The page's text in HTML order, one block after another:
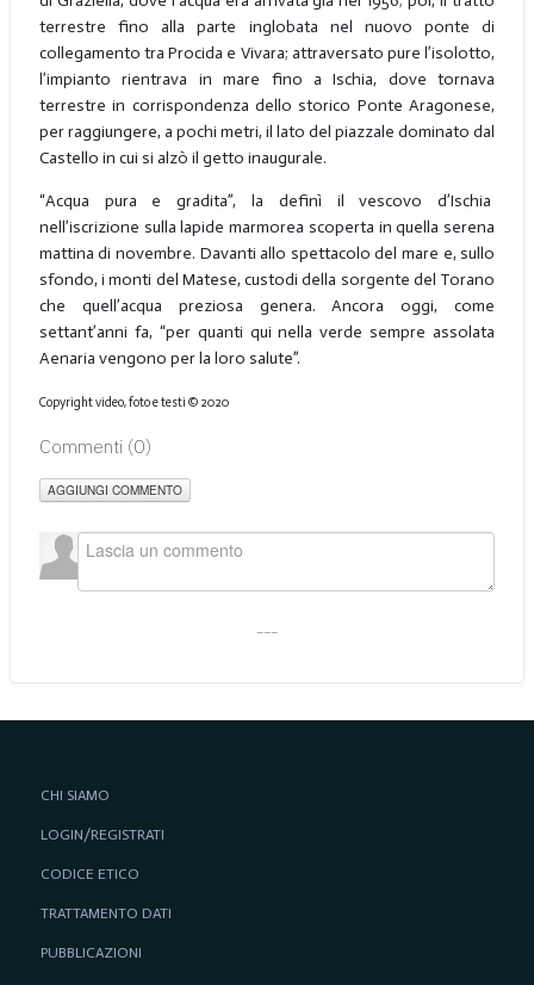
terrestre fino alla parte inglobata nel nuovo ponte di
collegamento tra Procida e Vivara; attraversato pure l’isolotto,
l’impianto rientrava in mare fino a Ischia, dove tornava
terrestre in corrispondenza dello storico Ponte Aragonese,
per raggiungere, a pochi metri, il lato del piazzale dominato dal
Castello in cui si alzò il getto inaugurale.
“Acqua pura e gradita”, la definì il vescovo d’Ischia
nell’iscrizione sulla lapide marmorea scoperta in quella serena
mattina di novembre. Davanti allo spettacolo del mare e, sullo
sfondo, i monti del Matese, custodi della sorgente del Torano
che quell’acqua preziosa genera. Ancora oggi, come
settant’anni fa, “per quanti qui nella verde sempre assolata
Aenaria vengono per la loro salute”.
Copyright video, foto e testi © 2020
Commenti (0)
AGGIUNGI COMMENTO
CHI SIAMO
LOGIN/REGISTRATI
CODICE ETICO
TRATTAMENTO DATI
PUBBLICAZIONI